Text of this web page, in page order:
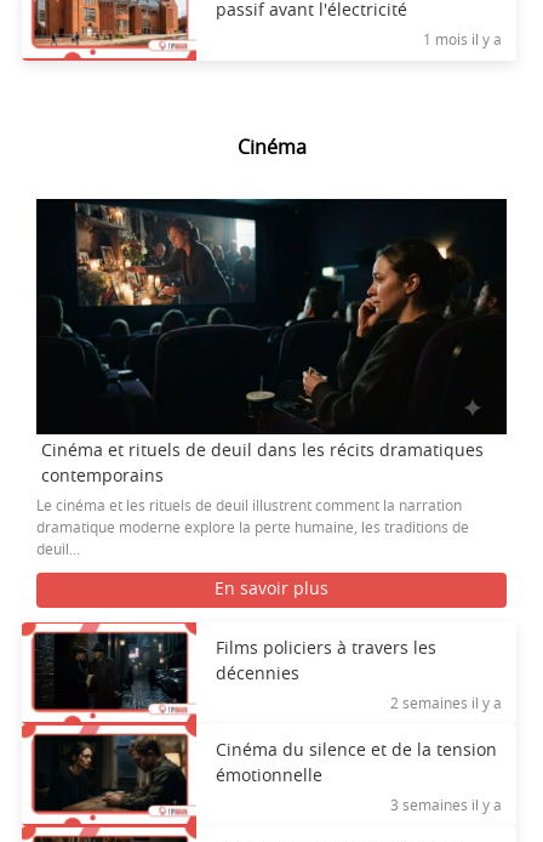
passif avant l'électricité
1 mois il y a
Cinéma
Cinéma et rituels de deuil dans les récits dramatiques
contemporains
Le cinéma et les rituels de deuil illustrent comment la narration
dramatique moderne explore la perte humaine, les traditions de
deuil...
En savoir plus
Films policiers à travers les
décennies
2 semaines il y a
Cinéma du silence et de la tension
émotionnelle
3 semaines il y a